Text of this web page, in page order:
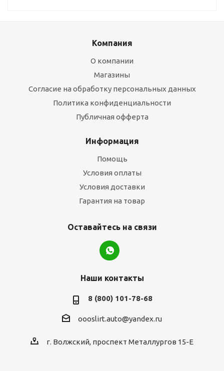
Компания
О компании
Магазины
Согласие на обработку персональных данных
Политика конфиденциальности
Публичная офферта
Информация
Помощь
Условия оплаты
Условия доставки
Гарантия на товар
Оставайтесь на связи
Наши контакты
8 (800) 101-78-68
oooslirt.auto@yandex.ru
г. Волжский, проспект Металлургов 15-Е